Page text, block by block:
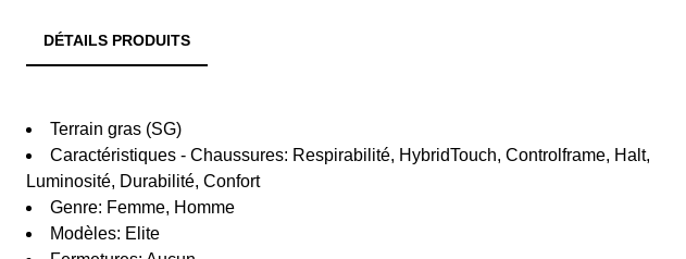
DÉTAILS PRODUITS
Terrain gras (SG)
Caractéristiques - Chaussures: Respirabilité, HybridTouch, Controlframe, Halt,
Luminosité, Durabilité, Confort
Genre: Femme, Homme
Modèles: Elite